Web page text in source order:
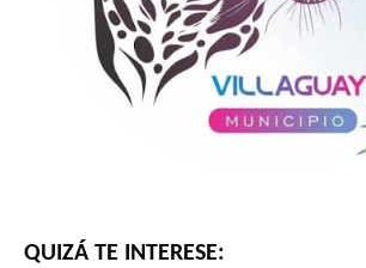
QUIZÁ TE INTERESE: